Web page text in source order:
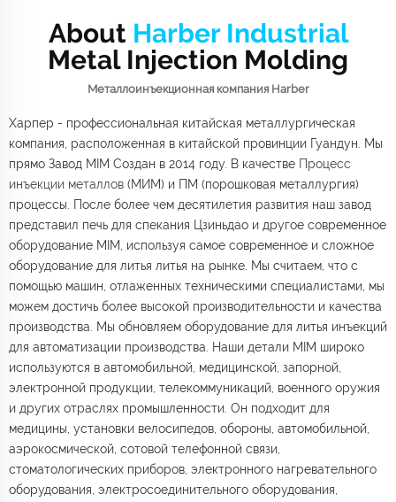
About Harber Industrial
Metal Injection Molding
Металлоинъекционная компания Harber
Харпер - профессиональная китайская металлургическая
компания, расположенная в китайской провинции Гуандун. Мы
прямо Завод MIM Создан в 2014 году. В качестве Процесс
инъекции металлов (МИМ) и ПМ (порошковая металлургия)
процессы. После более чем десятилетия развития наш завод
представил печь для спекания Цзиньдао и другое современное
оборудование MIM, используя самое современное и сложное
оборудование для литья литья на рынке. Мы считаем, что с
помощью машин, отлаженных техническими специалистами, мы
можем достичь более высокой производительности и качества
производства. Мы обновляем оборудование для литья инъекций
для автоматизации производства. Наши детали MIM широко
используются в автомобильной, медицинской, запорной,
электронной продукции, телекоммуникаций, военного оружия
и других отраслях промышленности. Он подходит для
медицины, установки велосипедов, обороны, автомобильной,
аэрокосмической, сотовой телефонной связи,
стоматологических приборов, электронного нагревательного
оборудования, электросоединительного оборудования,